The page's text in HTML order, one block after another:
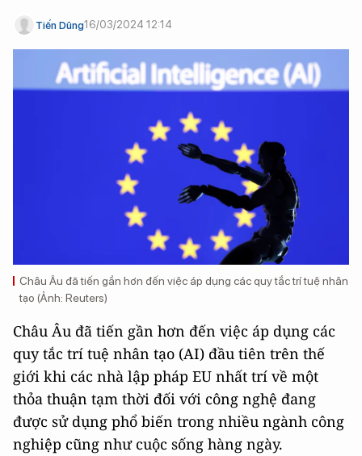
Tiến Dũng16/03/2024 12:14
Châu Âu đã tiến gần hơn đến việc áp dụng các quy tắc trí tuệ nhân
tạo (Ảnh: Reuters)
Châu Âu đã tiến gần hơn đến việc áp dụng các
quy tắc trí tuệ nhân tạo (AI) đầu tiên trên thế
giới khi các nhà lập pháp EU nhất trí về một
thỏa thuận tạm thời đối với công nghệ đang
được sử dụng phổ biến trong nhiều ngành công
nghiệp cũng như cuộc sống hàng ngày.